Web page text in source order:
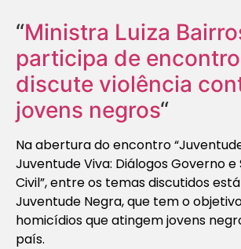
“Ministra Luiza
participa de
discute violência
jovens negros“
Na abertura do encontro
Juventude Viva: Diálogos Governo e
Civil”, entre os temas discutidos
Juventude Negra, que tem o
homicídios que atingem jovens
país.